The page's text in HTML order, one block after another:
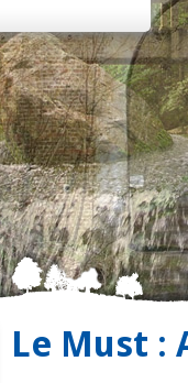
Le Must :